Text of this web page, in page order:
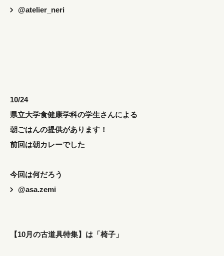
@atelier_neri
10/24
県立大学食健康学科の学生さんによる
朝ごはんの提供があります！
前回は朝カレーでした
今回は何だろう
@asa.zemi
【10月の古道具特集】は「椅子」